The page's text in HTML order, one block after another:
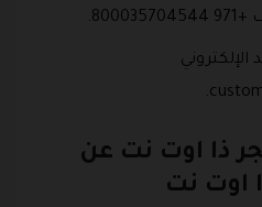
.
ذا اوت نت عن
اوت نت